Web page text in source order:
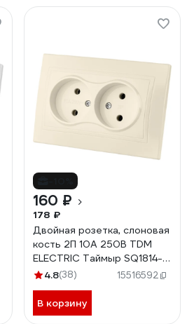
160 ₽
178 ₽
Двойная розетка, слоновая
кость 2П 10А 250В TDM
ELECTRIC Таймыр SQ1814-
01134.8(38) 15516592
В корзину